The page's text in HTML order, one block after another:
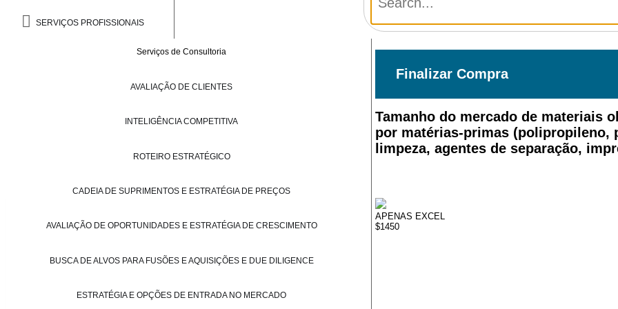
SERVIÇOS PROFISSIONAIS
Serviços de Consultoria
AVALIAÇÃO DE CLIENTES
INTELIGÊNCIA COMPETITIVA
ROTEIRO ESTRATÉGICO
CADEIA DE SUPRIMENTOS E ESTRATÉGIA DE PREÇOS
AVALIAÇÃO DE OPORTUNIDADES E ESTRATÉGIA DE CRESCIMENTO
BUSCA DE ALVOS PARA FUSÕES E AQUISIÇÕES E DUE DILIGENCE
ESTRATÉGIA E OPÇÕES DE ENTRADA NO MERCADO
Finalizar Compra
Tamanho do mercado de materiais
por matérias-primas (polipropileno,
limpeza, agentes de separação,
APENAS EXCEL
$1450